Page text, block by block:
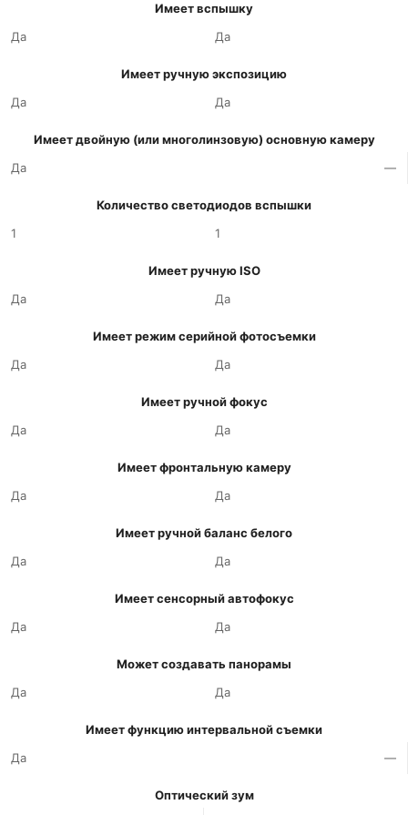
Имеет вспышку
Да
Да
Имеет ручную экспозицию
Да
Да
Имеет двойную (или многолинзовую) основную камеру
Да
—
Количество светодиодов вспышки
1
1
Имеет ручную ISO
Да
Да
Имеет режим серийной фотосъемки
Да
Да
Имеет ручной фокус
Да
Да
Имеет фронтальную камеру
Да
Да
Имеет ручной баланс белого
Да
Да
Имеет сенсорный автофокус
Да
Да
Может создавать панорамы
Да
Да
Имеет функцию интервальной съемки
Да
—
Оптический зум